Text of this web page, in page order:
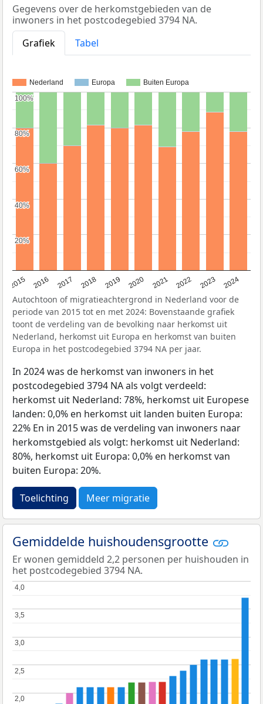
Gegevens over de herkomstgebieden van de
inwoners in het postcodegebied 3794 NA.
Grafiek
Tabel
Nederland Europa Buiten Europa
2015 2016 2017 2018 2019 2020 2021 2022 2023 2024
20%
20%
40%
40%
60%
60%
80%
80%
100%
100%
Autochtoon of migratieachtergrond in Nederland voor de
periode van 2015 tot en met 2024: Bovenstaande grafiek
toont de verdeling van de bevolking naar herkomst uit
Nederland, herkomst uit Europa en herkomst van buiten
Europa in het postcodegebied 3794 NA per jaar.
In 2024 was de herkomst van inwoners in het
postcodegebied 3794 NA als volgt verdeeld:
herkomst uit Nederland: 78%, herkomst uit Europese
landen: 0,0% en herkomst uit landen buiten Europa:
22% En in 2015 was de verdeling van inwoners naar
herkomstgebied als volgt: herkomst uit Nederland:
80%, herkomst uit Europa: 0,0% en herkomst van
buiten Europa: 20%.
Toelichting Meer migratie
Gemiddelde huishoudensgrootte
Er wonen gemiddeld 2,2 personen per huishouden in
het postcodegebied 3794 NA.
2,0
2,0
2,5
2,5
3,0
3,0
3,5
3,5
4,0
4,0